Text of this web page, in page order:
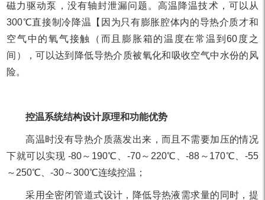
磁力驱动泵，没有轴封泄漏问题。高温降温技术，可以从
300℃直接制冷降温【因为只有膨胀腔体内的导热介质才和
空气中的氧气接触（而且膨胀箱的温度在常温到60度之
间），可以达到降低导热介质被氧化和吸收空气中水份的风
险。
控温系统结构设计原理和功能优势
高温时没有导热介质蒸发出来，而且不需要加压的情况
下就可以实现 -80～190℃、-70～220℃、-88～170℃、-55
～250℃、-30～300℃连续控温；
采用全密闭管道式设计，降低导热液需求量的同时，提